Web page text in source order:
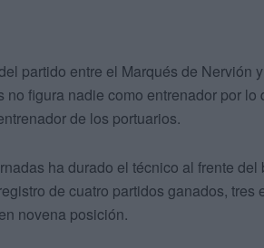
partido entre el Marqués de Nervión
no figura nadie como entrenador por
de los portuarios.
ha durado el técnico al frente
de cuatro partidos ganados,
novena posición.